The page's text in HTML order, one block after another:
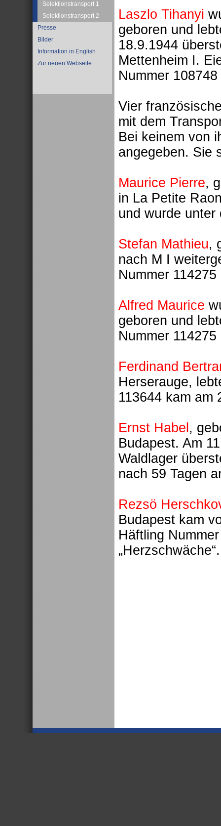
Selektionstransport 1
Selektionstransport 2
Presse
Bilder
Information in English
Zur neuen Webseite
Laszlo Tihanyi
geboren und
18.9.1944
Mettenheim I.
Nummer
Vier
mit dem
Bei keinem von
angegeben. Sie
Maurice Pierre,
in La Petite
und wurde unter
Stefan Mathieu,
nach M I
Nummer
Alfred Maurice
geboren und
Nummer
Ferdinand
Herserauge,
113644 kam am
Ernst Habel ,
Budapest. Am
Waldlager
nach 59 Tagen
Rezsö
Budapest kam
Häftling
„Herzschwäche“.